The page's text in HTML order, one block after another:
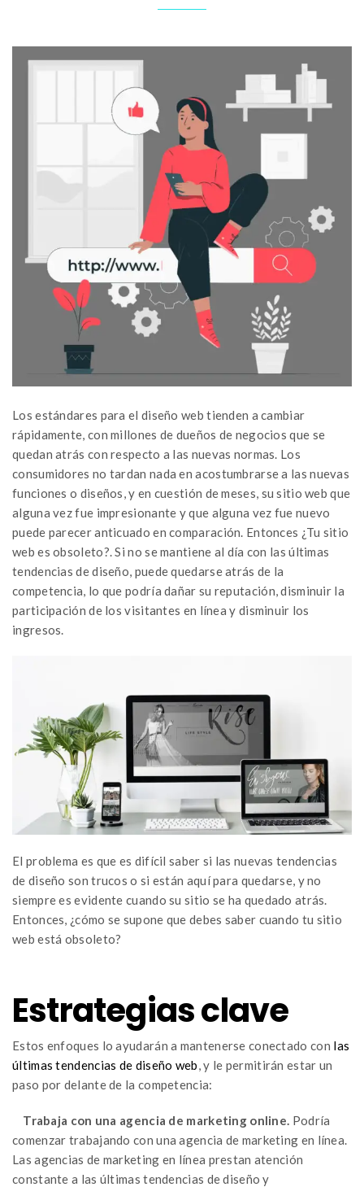
Los estándares para el diseño web tienden a cambiar
rápidamente, con millones de dueños de negocios que se
quedan atrás con respecto a las nuevas normas. Los
consumidores no tardan nada en acostumbrarse a las nuevas
funciones o diseños, y en cuestión de meses, su sitio web que
alguna vez fue impresionante y que alguna vez fue nuevo
puede parecer anticuado en comparación. Entonces ¿Tu sitio
web es obsoleto?. Si no se mantiene al día con las últimas
tendencias de diseño, puede quedarse atrás de la
competencia, lo que podría dañar su reputación, disminuir la
participación de los visitantes en línea y disminuir los
ingresos.
El problema es que es difícil saber si las nuevas tendencias
de diseño son trucos o si están aquí para quedarse, y no
siempre es evidente cuando su sitio se ha quedado atrás.
Entonces, ¿cómo se supone que debes saber cuando tu sitio
web está obsoleto?
Estrategias clave
Estos enfoques lo ayudarán a mantenerse conectado con las
últimas tendencias de diseño web, y le permitirán estar un
paso por delante de la competencia:
Trabaja con una agencia de marketing online. Podría
comenzar trabajando con una agencia de marketing en línea.
Las agencias de marketing en línea prestan atención
constante a las últimas tendencias de diseño y